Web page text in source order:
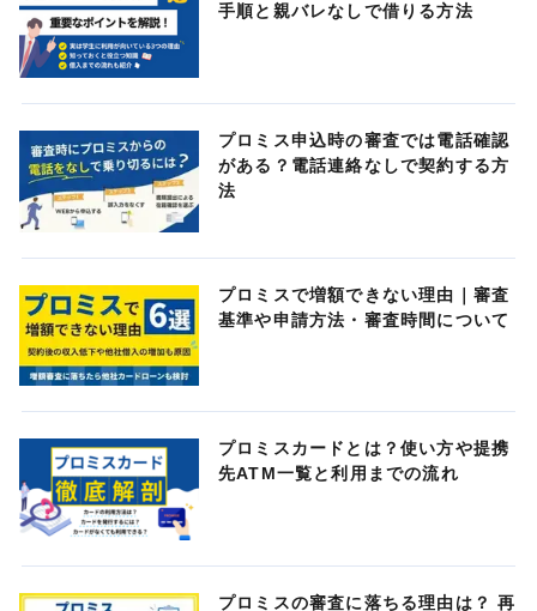
手順と親バレなしで借りる方法
プロミス申込時の審査では電話確認
がある？電話連絡なしで契約する方
法
プロミスで増額できない理由｜審査
基準や申請方法・審査時間について
プロミスカードとは？使い方や提携
先ATM一覧と利用までの流れ
プロミスの審査に落ちる理由は？ 再